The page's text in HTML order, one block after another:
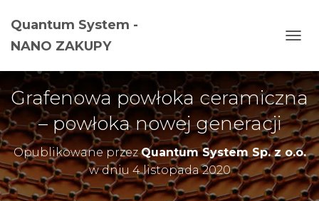
Quantum System -
NANO ZAKUPY
Z
E
Ł
Ą
C
Z
N
A
W
I
Grafenowa powłoka ceramiczna
– powłoka nowej generacji
Opublikowane przezQuantum System Sp. z o.o.
w dniu 4 listopada 2020